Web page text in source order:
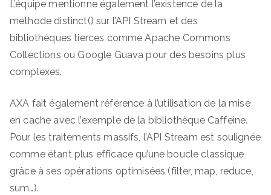
L’équipe mentionne également l’existence de la
méthode distinct() sur l’API Stream et des
bibliothèques tierces comme Apache Commons
Collections ou Google Guava pour des besoins plus
complexes.
AXA fait également référence à l’utilisation de la mise
en cache avec l’exemple de la bibliothèque Caffeine.
Pour les traitements massifs, l’API Stream est soulignée
comme étant plus efficace qu’une boucle classique
grâce à ses opérations optimisées (filter, map, reduce,
sum…).